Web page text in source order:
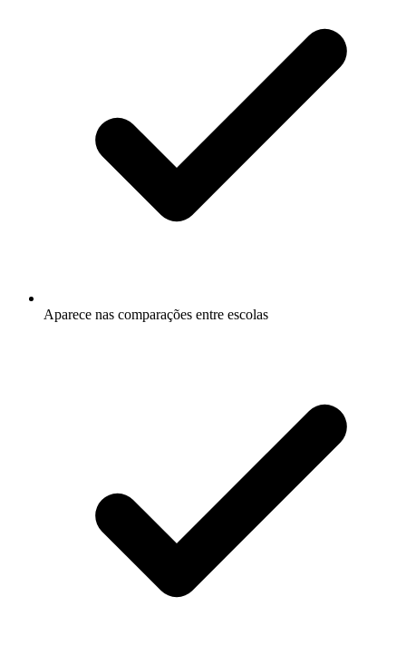
Aparece nas comparações entre escolas